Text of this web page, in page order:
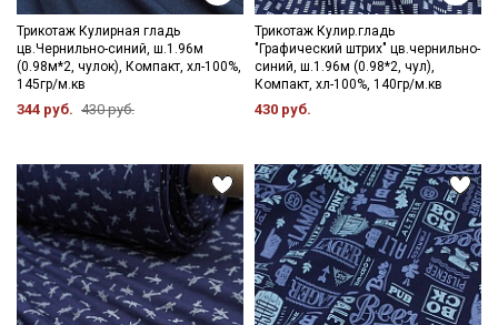
ткани в зависимости от настроек вашего монитора и в
зависимости от партии тон ткани может отличаться.
Трикотаж Кулирная гладь
цв.Чернильно-синий, ш.1.96м
(0.98м*2, чулок), Компакт, хл-100%,
145гр/м.кв
344 руб. 430 руб.
Трикотаж Кулир.гладь
"Графический штрих" цв.чернильно-
синий, ш.1.96м (0.98*2, чул),
Компакт, хл-100%, 140гр/м.кв
430 руб.